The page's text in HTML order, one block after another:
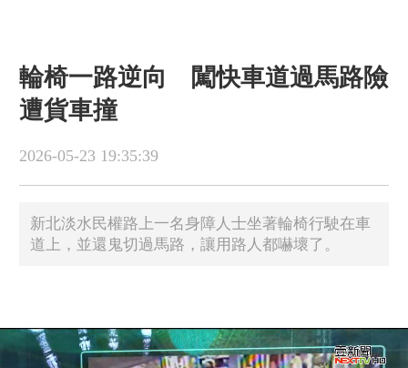
輪椅一路逆向 闖快車道過馬路險
遭貨車撞
2026-05-23 19:35:39
新北淡水民權路上一名身障人士坐著輪椅行駛在車
道上，並還鬼切過馬路，讓用路人都嚇壞了。